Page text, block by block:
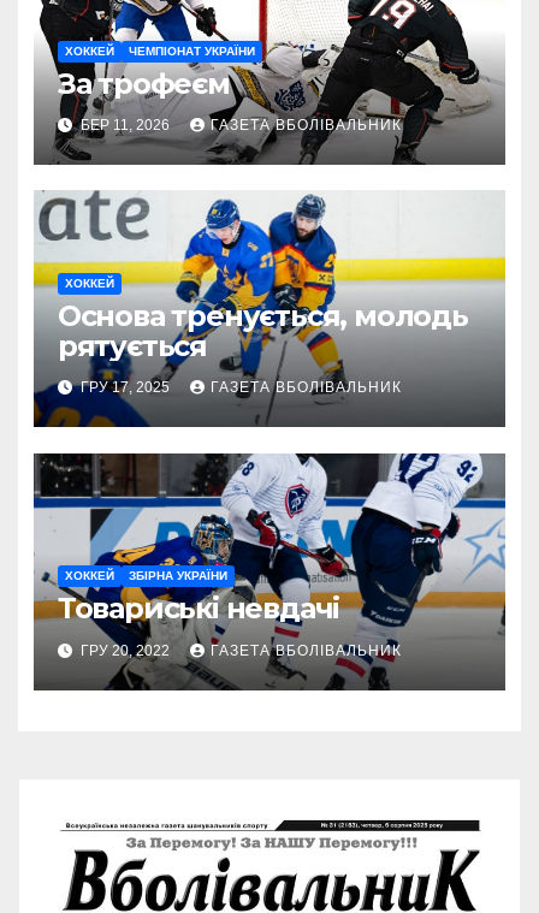
ХОККЕЙ ЧЕМПІОНАТ УКРАЇНИ
За трофеєм
БЕР 11, 2026 ГАЗЕТА ВБОЛІВАЛЬНИК
ХОККЕЙ
Основа тренується, молодь
рятується
ГРУ 17, 2025 ГАЗЕТА ВБОЛІВАЛЬНИК
ХОККЕЙ ЗБІРНА УКРАЇНИ
Товариські невдачі
ГРУ 20, 2022 ГАЗЕТА ВБОЛІВАЛЬНИК